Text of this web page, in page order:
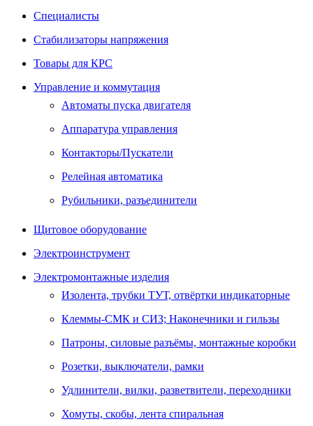
Специалисты
Стабилизаторы напряжения
Товары для КРС
Управление и коммутация
Автоматы пуска двигателя
Аппаратура управления
Контакторы/Пускатели
Релейная автоматика
Рубильники, разъединители
Щитовое оборудование
Электроинструмент
Электромонтажные изделия
Изолента, трубки ТУТ, отвёртки индикаторные
Клеммы-СМК и СИЗ; Наконечники и гильзы
Патроны, силовые разъёмы, монтажные коробки
Розетки, выключатели, рамки
Удлинители, вилки, разветвители, переходники
Хомуты, скобы, лента спиральная